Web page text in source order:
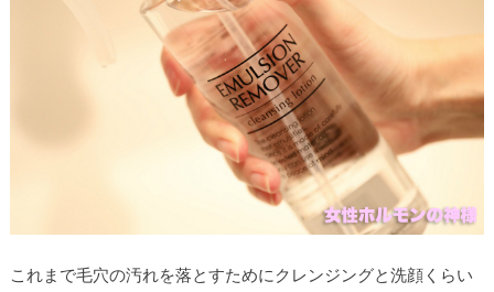
これまで毛穴の汚れを落とすためにクレンジングと洗顔くらい